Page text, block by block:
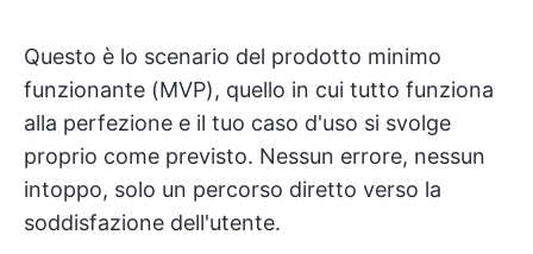
Questo è lo scenario del prodotto minimo
funzionante (MVP), quello in cui tutto funziona
alla perfezione e il tuo caso d'uso si svolge
proprio come previsto. Nessun errore, nessun
intoppo, solo un percorso diretto verso la
soddisfazione dell'utente.